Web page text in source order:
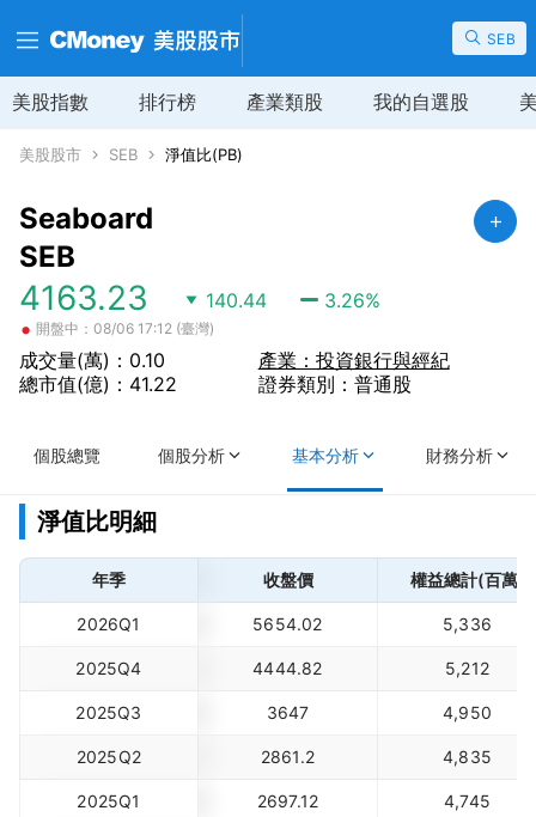
SEB
美股指數 排行榜 產業類股 我的自選股
美股股市 SEB 淨值比(PB)
Seaboard
SEB
4163.23 140.44 3.26%
• 開盤中：08/06 17:12 (臺灣)
成交量(萬)：0.10
總市值(億)：41.22
產業：投資銀行與經紀
證券類別：普通股
個股總覽 個股分析 基本分析 財務分析
淨值比明細
年季 收盤價 權益總計(百萬)
2026Q1 5654.02 5,336
2025Q4 4444.82 5,212
2025Q3 3647 4,950
2025Q2 2861.2 4,835
2025Q1 2697.12 4,745